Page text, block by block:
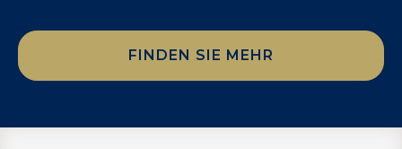
FINDEN SIE MEHR